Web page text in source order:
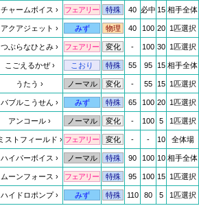
チャームボイス フェアリー 特殊 40 必中 15 相手全体
アクアジェット みず 物理 40 100 20 1匹選択
つぶらなひとみ フェアリー 変化 - 100 30 1匹選択
こごえるかぜ こおり 特殊 55 95 15 相手全体
うたう ノーマル 変化 - 55 15 1匹選択
バブルこうせん みず 特殊 65 100 20 1匹選択
アンコール ノーマル 変化 - 100 5 1匹選択
ミストフィールド フェアリー 変化 - - 10 全体場
ハイパーボイス ノーマル 特殊 90 100 10 相手全体
ムーンフォース フェアリー 特殊 95 100 15 1匹選択
ハイドロポンプ みず 特殊 110 80 5 1匹選択